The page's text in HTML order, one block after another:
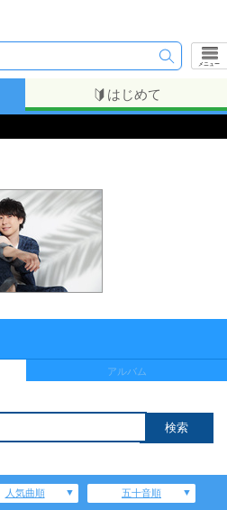
メニュー
はじめて
アルバム
人気曲順 五十音順